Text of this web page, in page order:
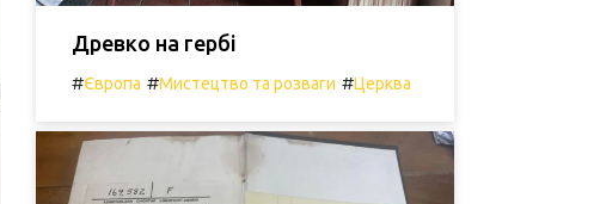
Древко на гербі
#Європа #Мистецтво та розваги #Церква